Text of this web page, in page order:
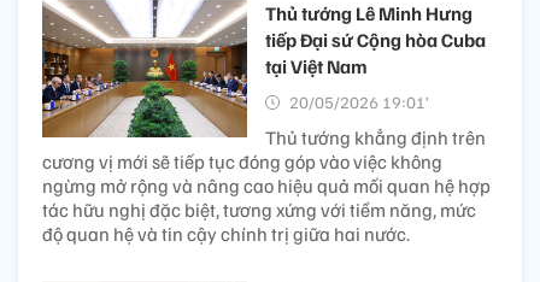
Thủ tướng Lê Minh Hưng
tiếp Đại sứ Cộng hòa Cuba
tại Việt Nam
20/05/2026 19:01’
Thủ tướng khẳng định trên
cương vị mới sẽ tiếp tục đóng góp vào việc không
ngừng mở rộng và nâng cao hiệu quả mối quan hệ hợp
tác hữu nghị đặc biệt, tương xứng với tiềm năng, mức
độ quan hệ và tin cậy chính trị giữa hai nước.